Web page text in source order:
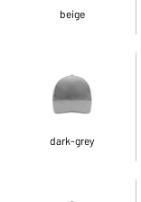
beige
dark-grey